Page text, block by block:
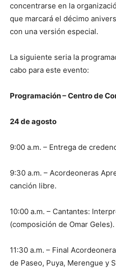
concentrarse en la
que marcará el décimo
con una versión especial.
La siguiente seria la
cabo para este evento:
Programación – Centro de
24 de agosto
9:00 a.m. – Entrega de
9:30 a.m. – Acordeoneras
canción libre.
10:00 a.m. – Cantantes:
(composición de Omar Geles).
11:30 a.m. – Final
de Paseo, Puya, Merengue y